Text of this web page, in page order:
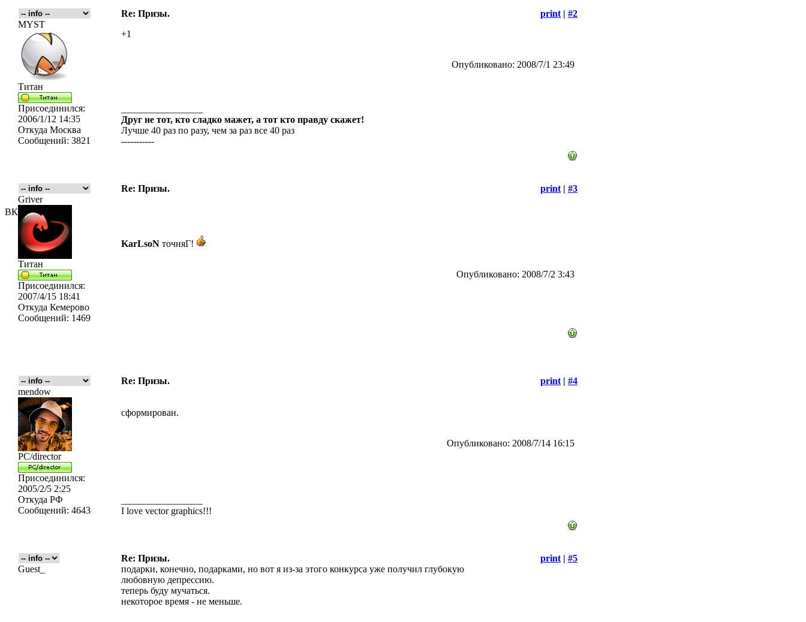
ВК
Re: Призы. print | #2
MYST
Титан
Присоединился:
2006/1/12 14:35
Откуда Москва
Сообщений: 3821
+1
Опубликовано: 2008/7/1 23:49
Друг не тот, кто сладко мажет, а тот кто правду скажет!
Лучше 40 раз по разу, чем за раз все 40 раз
-----------
Re: Призы. print | #3
Griver
Титан
Присоединился:
2007/4/15 18:41
Откуда Кемерово
Сообщений: 1469
KarLsoN точняГ!
Опубликовано: 2008/7/2 3:43
Re: Призы. print | #4
mendow
PC/director
Присоединился:
2005/2/5 2:25
Откуда РФ
Сообщений: 4643
сформирован.
Опубликовано: 2008/7/14 16:15
I love vector graphics!!!
Re: Призы. print | #5
Guest_
подарки, конечно, подарками, но вот я из-за этого конкурса уже получил глубокую
любовную депрессию.
теперь буду мучаться.
некоторое время - не меньше.